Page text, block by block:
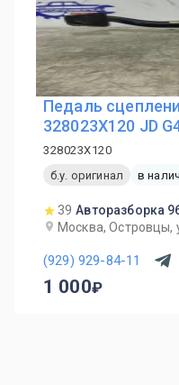
Педаль
328023X120 JD
328023X120
б.у. оригинал
в
39 Авторазборка
Москва, Островцы,
(929) 929-84-11
1 000